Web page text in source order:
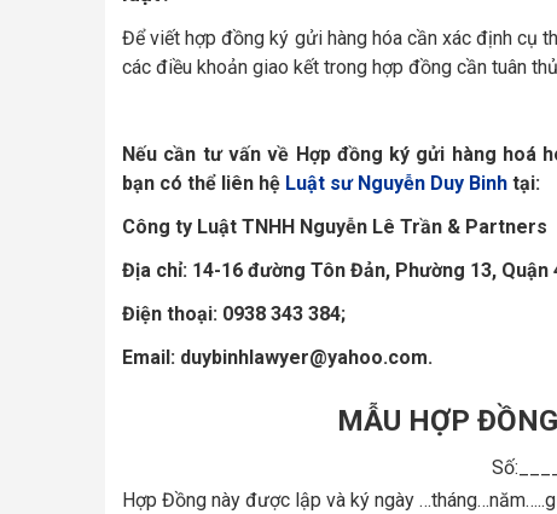
Để viết hợp đồng ký gửi hàng hóa cần xác định cụ
các điều khoản giao kết trong hợp đồng cần tuân
Nếu cần tư vấn về Hợp đồng ký gửi hàng hoá
bạn có thể liên hệ Luật sư Nguyễn Duy Binh tại:
Công ty Luật TNHH Nguyễn Lê Trần & Partners
Địa chỉ: 14-16 đường Tôn Đản, Phường 13, Quận
Điện thoại: 0938 343 384;
Email: duybinhlawyer@yahoo.com.
MẪU HỢP
Hợp Đồng này được lập và ký ngày